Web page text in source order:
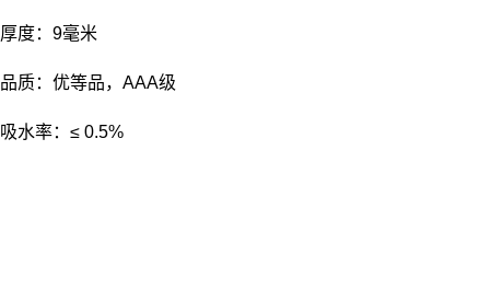
厚度：9毫米
品质：优等品，AAA级
吸水率：≤ 0.5%